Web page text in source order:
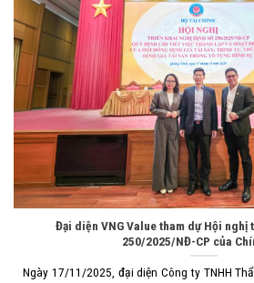
Đại diện VNG Value tham dự Hội nghị
250/2025/NĐ-CP của
Ngày 17/11/2025, đại diện Công ty TNHH